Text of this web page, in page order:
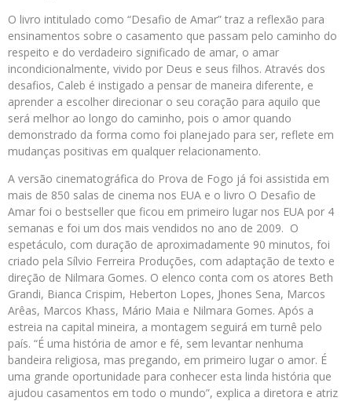
O livro intitulado como “Desafio de Amar” traz a reflexão para
ensinamentos sobre o casamento que passam pelo caminho do
respeito e do verdadeiro significado de amar, o amar
incondicionalmente, vivido por Deus e seus filhos. Através dos
desafios, Caleb é instigado a pensar de maneira diferente, e
aprender a escolher direcionar o seu coração para aquilo que
será melhor ao longo do caminho, pois o amor quando
demonstrado da forma como foi planejado para ser, reflete em
mudanças positivas em qualquer relacionamento.
A versão cinematográfica do Prova de Fogo já foi assistida em
mais de 850 salas de cinema nos EUA e o livro O Desafio de
Amar foi o bestseller que ficou em primeiro lugar nos EUA por 4
semanas e foi um dos mais vendidos no ano de 2009. O
espetáculo, com duração de aproximadamente 90 minutos, foi
criado pela Sílvio Ferreira Produções, com adaptação de texto e
direção de Nilmara Gomes. O elenco conta com os atores Beth
Grandi, Bianca Crispim, Heberton Lopes, Jhones Sena, Marcos
Arêas, Marcos Khass, Mário Maia e Nilmara Gomes. Após a
estreia na capital mineira, a montagem seguirá em turnê pelo
país. “É uma história de amor e fé, sem levantar nenhuma
bandeira religiosa, mas pregando, em primeiro lugar o amor. É
uma grande oportunidade para conhecer esta linda história que
ajudou casamentos em todo o mundo”, explica a diretora e atriz